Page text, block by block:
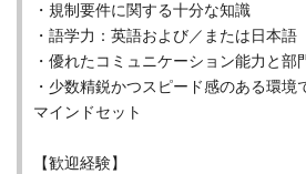
・規制要件に関する十分な知識
・語学力：英語および／または日本語
・優れたコミュニケーション能力と部
・少数精鋭かつスピード感のある環境
マインドセット
【歓迎経験】